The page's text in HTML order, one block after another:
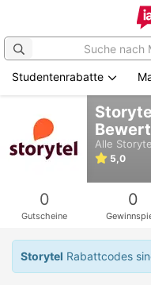
Hauptinhalt
springen
Studentenrabatte
Alle
5,0
0
Gutscheine
0
Storytel Rabattcodes